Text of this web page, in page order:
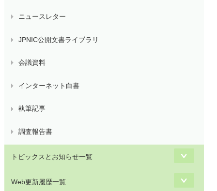
ニュースレター
JPNIC公開文書ライブラリ
会議資料
インターネット白書
執筆記事
調査報告書
トピックスとお知らせ一覧
Web更新履歴一覧